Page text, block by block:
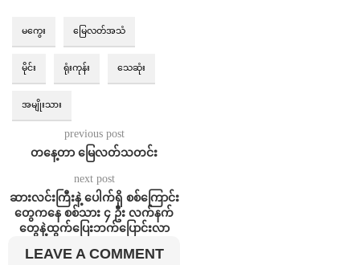
မကွေး မြေလတ်အသံ
မိုင်း ရုံးကုန်း သေဆုံး
အမျိုးသား
previous post
တနေ့တာ မြေလတ်သတင်း
next post
ဆားလင်းကြီးနဲ့ ပေါက်ရှိ စစ်ကြောင်း
တွေကနေ စစ်သား ၄ ဦး လက်နက်
တွေနဲ့ထွက်ပြေးဘက်ပြောင်းလာ
LEAVE A COMMENT